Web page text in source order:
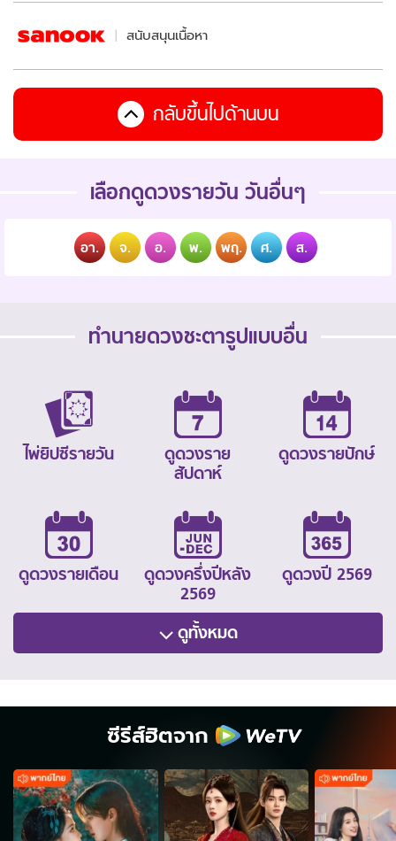
สนับสนุนเนื้อหา
กลับขึ้นไปด้านบน
เลือกดูดวงรายวัน วันอื่นๆ
อา. จ. อ. พ. พฤ. ศ. ส.
ทำนายดวงชะตารูปแบบอื่น
ไพ่ยิปซีรายวัน
ดูดวงราย
สัปดาห์
ดูดวงรายปักษ์
ดูดวงรายเดือน
ดูดวงครึ่งปีหลัง
2569
ดูดวงปี 2569
ดูทั้งหมด
ซีรีส์ฮิตจาก